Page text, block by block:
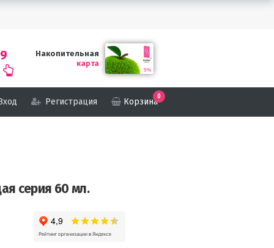
Накопительная
карта
Регистрация Корзина
0
серия 60 мл.